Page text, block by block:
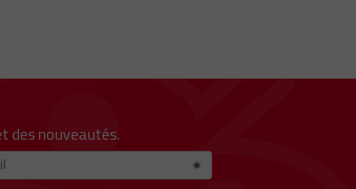
des nouveautés.